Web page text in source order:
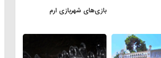
بازی‌های شهربازی ارم